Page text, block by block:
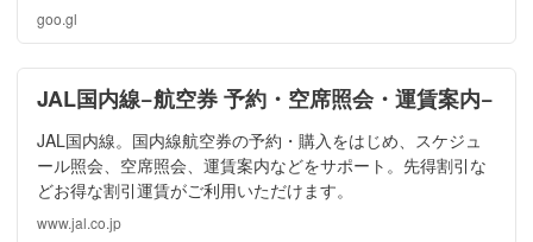
goo.gl
JAL国内線−航空券 予約・空席照会・運賃案内−
JAL国内線。国内線航空券の予約・購入をはじめ、スケジュ
ール照会、空席照会、運賃案内などをサポート。先得割引な
どお得な割引運賃がご利用いただけます。
www.jal.co.jp